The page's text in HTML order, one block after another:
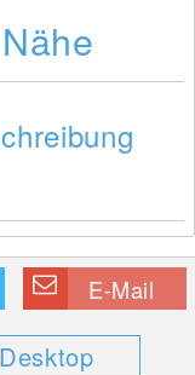
E-Mail
Desktop